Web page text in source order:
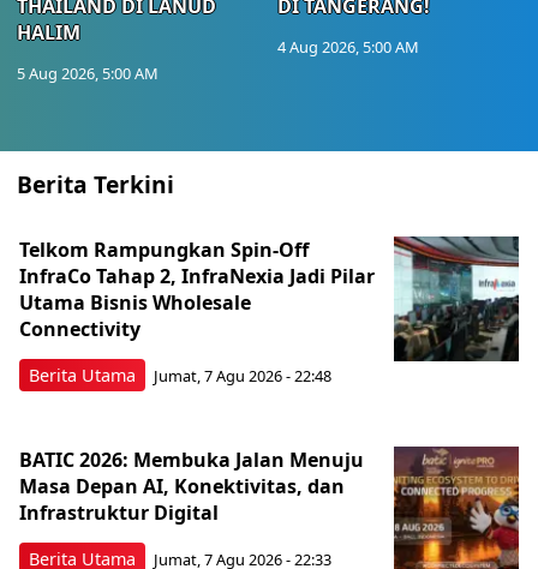
THAILAND DI LANUD
HALIM
5 Aug 2026, 5:00 AM
DI TANGERANG!
4 Aug 2026, 5:00 AM
Berita Terkini
Berita Utama
Telkom Rampungkan Spin-Off
InfraCo Tahap 2, InfraNexia Jadi Pilar
Utama Bisnis Wholesale
Connectivity
Jumat, 7 Agu 2026 - 22:48
Berita Utama
BATIC 2026: Membuka Jalan Menuju
Masa Depan AI, Konektivitas, dan
Infrastruktur Digital
Jumat, 7 Agu 2026 - 22:33